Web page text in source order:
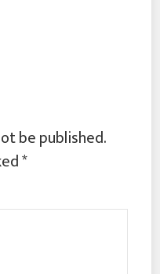
be published.
*